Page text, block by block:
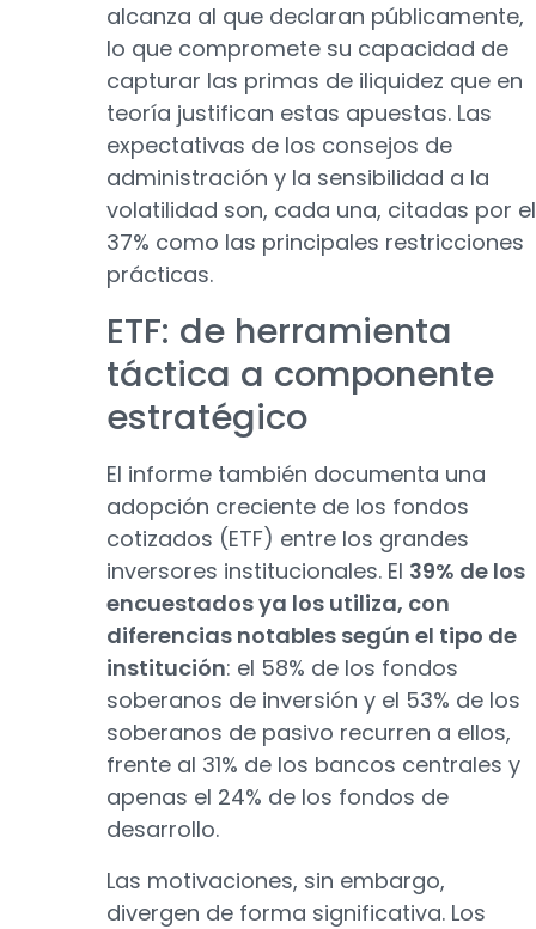
alcanza al que declaran públicamente,
lo que compromete su capacidad de
capturar las primas de iliquidez que en
teoría justifican estas apuestas. Las
expectativas de los consejos de
administración y la sensibilidad a la
volatilidad son, cada una, citadas por el
37% como las principales restricciones
prácticas.
ETF: de herramienta
táctica a componente
estratégico
El informe también documenta una
adopción creciente de los fondos
cotizados (ETF) entre los grandes
inversores institucionales. El 39% de los
encuestados ya los utiliza, con
diferencias notables según el tipo de
institución: el 58% de los fondos
soberanos de inversión y el 53% de los
soberanos de pasivo recurren a ellos,
frente al 31% de los bancos centrales y
apenas el 24% de los fondos de
desarrollo.
Las motivaciones, sin embargo,
divergen de forma significativa. Los